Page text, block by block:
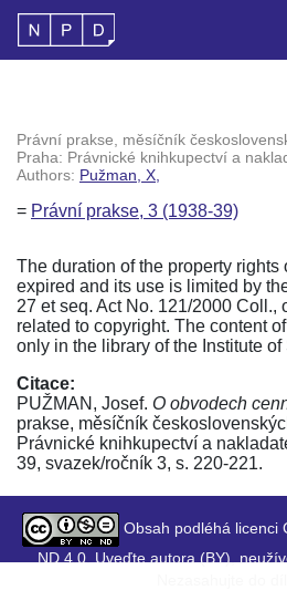
Právní prakse, měsíčník
Praha: Právnické knihkupectví a
Authors: Pužman, X,
= Právní prakse, 3 (1938-39)
The duration of the property rights
expired and its use is limited by
27 et seq. Act No. 121/2000 Coll.,
related to copyright. The content
only in the library of the Institute of
Citace:
PUŽMAN, Josef. O obvodech
prakse, měsíčník
Právnické knihkupectví a
39, svazek/ročník 3, s. 220-221.
Obsah podléhá licenci
ND 4.0. Uveďte autora (BY),